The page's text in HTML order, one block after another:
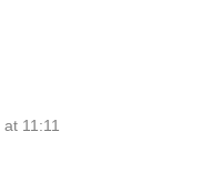
11:11